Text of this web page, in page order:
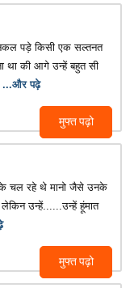
मुफ्त पढ़ो
पड़े किसी एक सल्तनत
था की आगे उन्हें बहुत सी
...और पढ़े
मुफ्त पढ़ो
चल रहे थे मानो जैसे उनके
उन्हें......उन्हें हूंमात